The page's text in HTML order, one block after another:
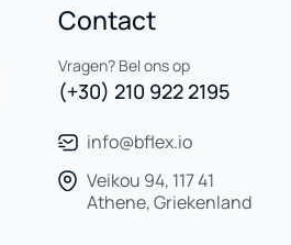
Contact
Vragen? Bel ons op
(+30) 210 922 2195
info@bflex.io
Veikou 94, 117 41
Athene, Griekenland